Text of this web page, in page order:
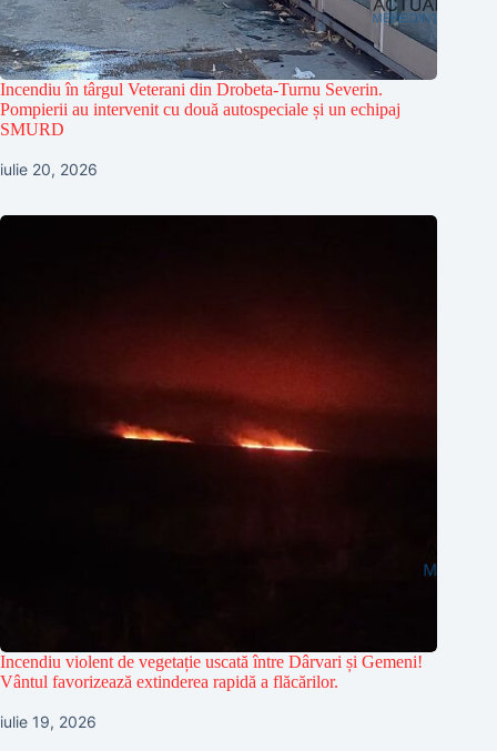
Incendiu în târgul Veterani din Drobeta-Turnu Severin.
Pompierii au intervenit cu două autospeciale și un echipaj
SMURD
iulie 20, 2026
Incendiu violent de vegetație uscată între Dârvari și Gemeni!
Vântul favorizează extinderea rapidă a flăcărilor.
iulie 19, 2026